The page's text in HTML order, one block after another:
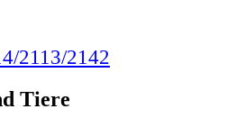
2113/2142
Tiere